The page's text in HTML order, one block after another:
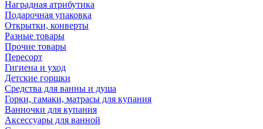
Наградная атрибутика
Подарочная упаковка
Открытки, конверты
Разные товары
Прочие товары
Пересорт
Гигиена и уход
Детские горшки
Средства для ванны и душа
Горки, гамаки, матрасы для купания
Ванночки для купания
Аксессуары для ванной